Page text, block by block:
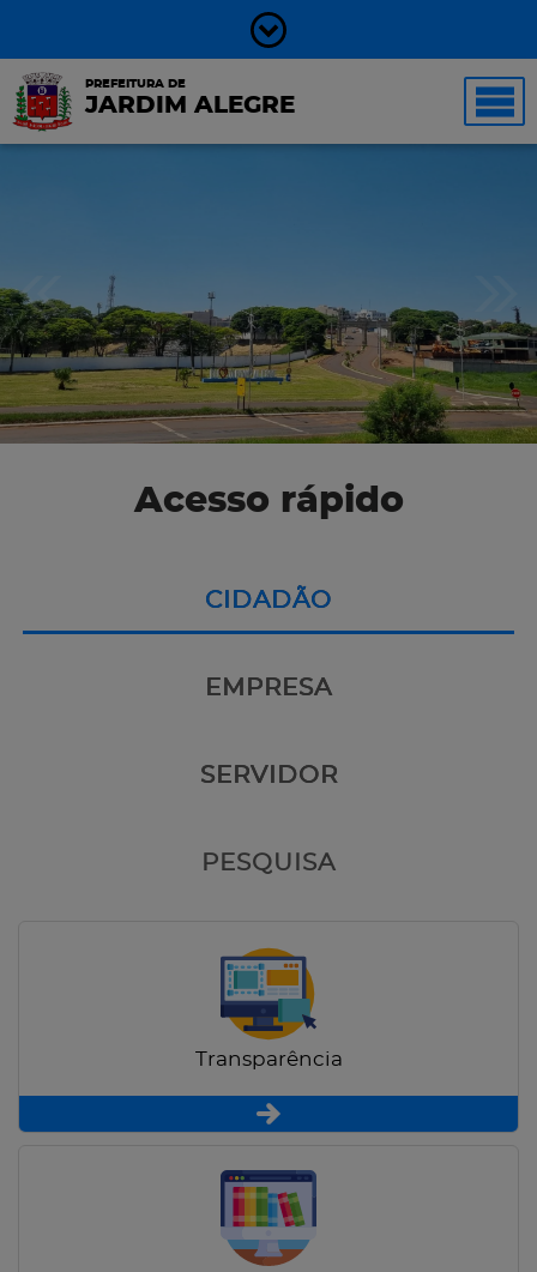
PREFEITURA DE
JARDIM ALEGRE
Acesso rápido
CIDADÃO
EMPRESA
SERVIDOR
PESQUISA
Transparência